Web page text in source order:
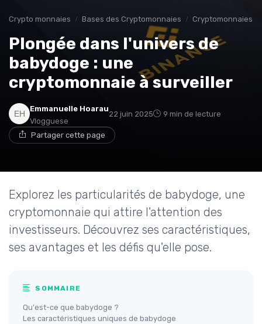
Crypto monnaies Bases des Cryptomonnaies Cryptomonnaies
Plongée dans l'univers de
babydoge : une
cryptomonnaie à surveiller
Emmanuelle Hoarau
Vlogguese
22 juin 2025 9 min de lecture
Partager cette page
Explorez les particularités de babydoge, une
cryptomonnaie qui attire l'attention des
investisseurs. Découvrez ses caractéristiques,
ses avantages et les défis qu'elle pose.
SOMMAIRE
Qu'est-ce que babydoge ?
Les caractéristiques uniques de babydoge